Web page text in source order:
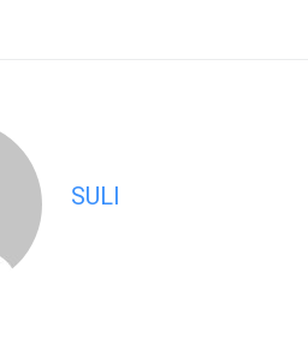
SULI